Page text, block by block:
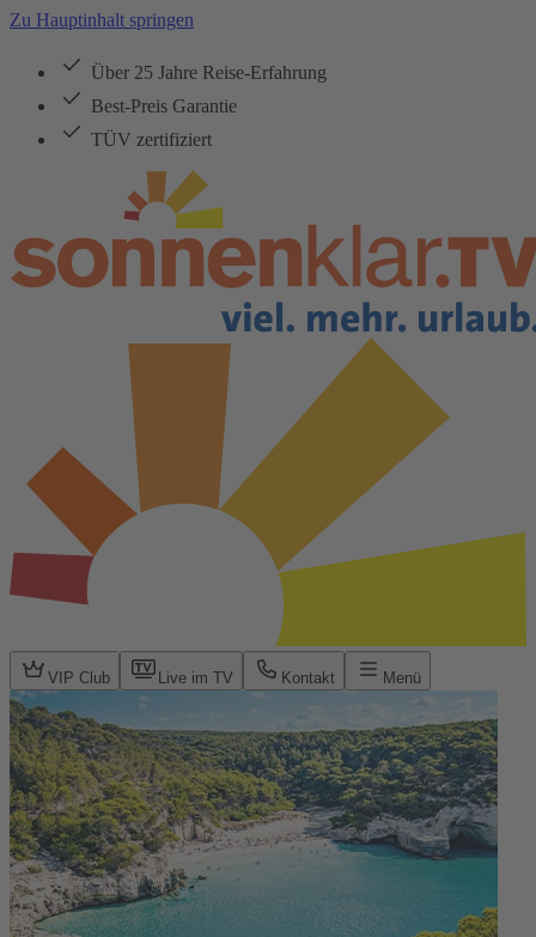
Zu Hauptinhalt springen
Über 25 Jahre Reise-Erfahrung
Best-Preis Garantie
TÜV zertifiziert
VIP Club Live im TV Kontakt Menü